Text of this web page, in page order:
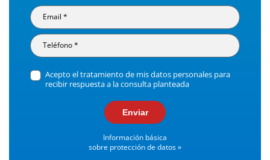
Acepto el tratamiento de mis datos personales para
recibir respuesta a la consulta planteada
Enviar
Información básica
sobre protección de datos »